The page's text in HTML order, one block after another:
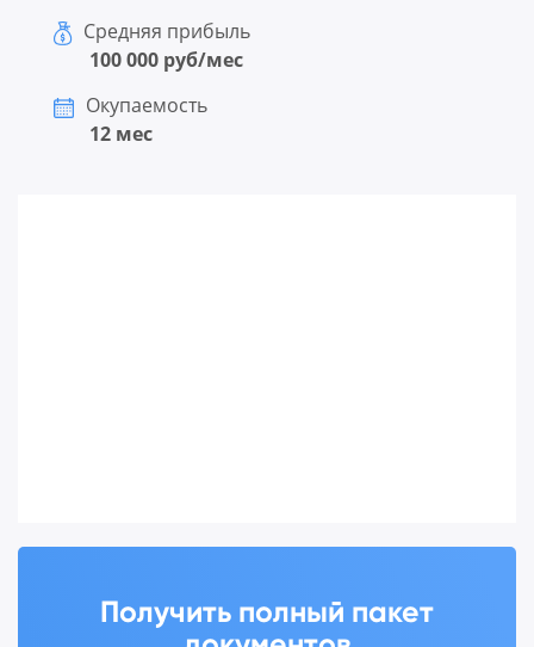
Средняя прибыль
100 000 руб/мес
Окупаемость
12 мес
Получить полный пакет